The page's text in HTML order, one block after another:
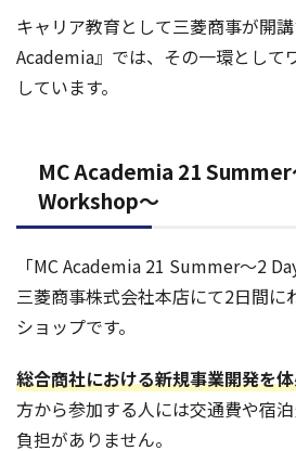
キャリア教育として三菱商事が開
Academia』では、その一環として
しています。
MC Academia 21
Workshop～
「MC Academia 21 Summer～2
三菱商事株式会社本店にて2日間に
ショップです。
総合商社における新規事業開発を
方から参加する人には交通費や宿泊
負担がありません。